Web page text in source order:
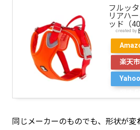
フルッ
リアハ
ッド（
created by
楽天
同じメーカーのものでも、形状が変